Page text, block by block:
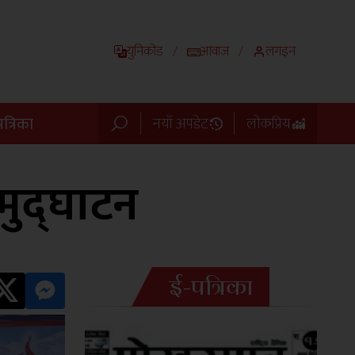
युनिकोड / आवाज / लगइन
नयाँ अपडेट लोकप्रिय
ई-पत्रिका